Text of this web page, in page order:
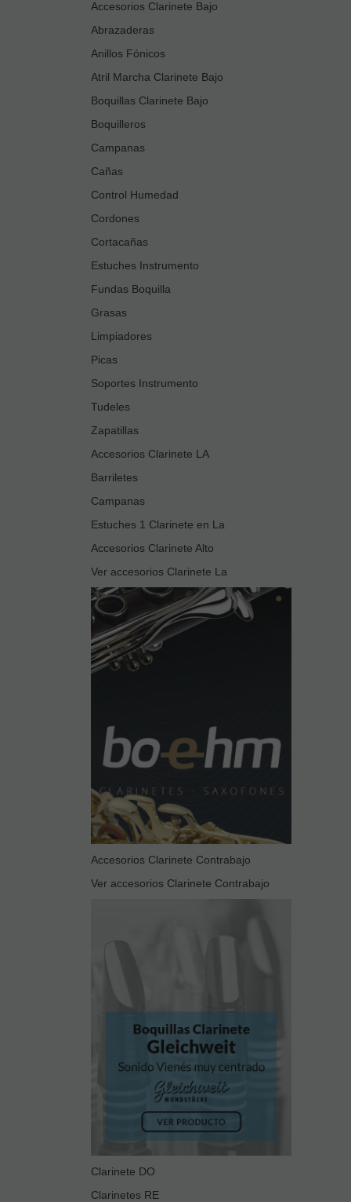
Accesorios Clarinete Bajo
Abrazaderas
Anillos Fónicos
Atril Marcha Clarinete Bajo
Boquillas Clarinete Bajo
Boquilleros
Campanas
Cañas
Control Humedad
Cordones
Cortacañas
Estuches Instrumento
Fundas Boquilla
Grasas
Limpiadores
Picas
Soportes Instrumento
Tudeles
Zapatillas
Accesorios Clarinete LA
Barriletes
Campanas
Estuches 1 Clarinete en La
Accesorios Clarinete Alto
Ver accesorios Clarinete La
Accesorios Clarinete Contrabajo
Ver accesorios Clarinete Contrabajo
Clarinete DO
Clarinetes RE